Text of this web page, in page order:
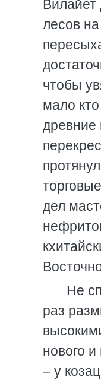
Вилайет
лесов
чтобы
мало
древние
дел
Не
раз
нового
– у